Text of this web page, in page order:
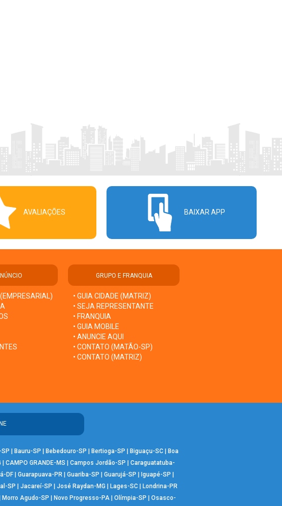
AVALIAÇÕES BAIXAR APP
GRUPO E FRANQUIA
• GUIA CIDADE (MATRIZ)
• SEJA REPRESENTANTE
• FRANQUIA
• GUIA MOBILE
• ANUNCIE AQUI
• CONTATO (MATÃO-SP)
• CONTATO (MATRIZ)
| Bauru-SP | Bebedouro-SP | Bertioga-SP | Biguaçu-SC| Boa
| CAMPO GRANDE-MS | Campos Jordão-SP | Caraguatatuba-
DF | Guarapuava-PR | Guariba-SP | Guarujá-SP | Iguapé-SP |
SP | Jacareí-SP | José Raydan-MG | Lages-SC| Londrina-PR
Morro Agudo-SP | Novo Progresso-PA | Olímpia-SP | Osasco-